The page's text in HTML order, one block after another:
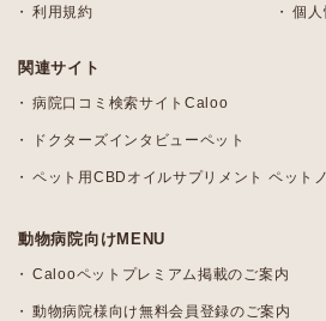
利用規約 個人
関連サイト
病院口コミ検索サイトCaloo
ドクターズインタビューペット
ペット用CBDオイルサプリメント ペット
動物病院向けMENU
Calooペットプレミアム掲載のご案内
動物病院様向け無料会員登録のご案内